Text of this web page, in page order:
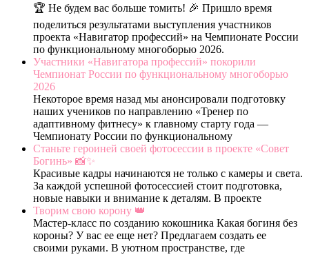
🏆 Не будем вас больше томить! 🎉 Пришло время
поделиться результатами выступления участников
проекта «Навигатор профессий» на Чемпионате России
по функциональному многоборью 2026.
Участники «Навигатора профессий» покорили
Чемпионат России по функциональному многоборью
2026
Некоторое время назад мы анонсировали подготовку
наших учеников по направлению «Тренер по
адаптивному фитнесу» к главному старту года —
Чемпионату России по функциональному
Станьте героиней своей фотосессии в проекте «Совет
Богинь» 📸✨
Красивые кадры начинаются не только с камеры и света.
За каждой успешной фотосессией стоит подготовка,
новые навыки и внимание к деталям. В проекте
Творим свою корону 👑
Мастер-класс по созданию кокошника Какая богиня без
короны? У вас ее еще нет? Предлагаем создать ее
своими руками. В уютном пространстве, где